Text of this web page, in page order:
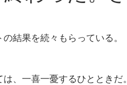
結果を続々もらっている。
、一喜一憂するひとときだ。